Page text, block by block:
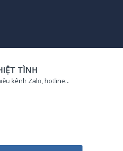
TÌNH
kênh Zalo, hotline...